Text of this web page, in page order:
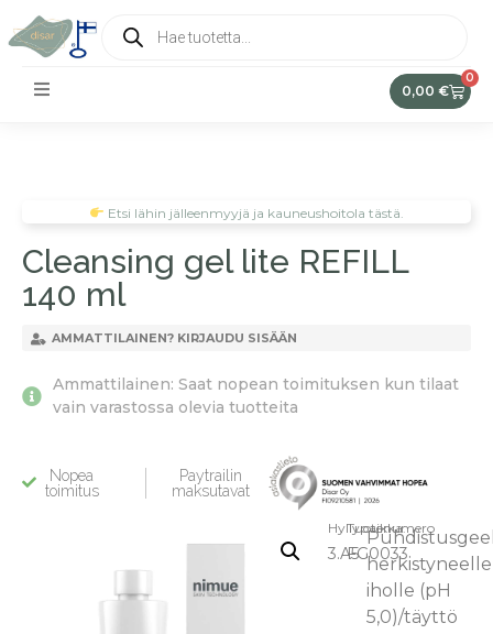
0,00 €
0
Hyllypaikka:
3.A5
Tuotenumero
FG0033
herkistyneelle
iholle (pH
5,0)/täyttö
Etsi lähin jälleenmyyjä ja kauneushoitola tästä.
Cleansing gel lite REFILL
140 ml
AMMATTILAINEN? KIRJAUDU SISÄÄN
Ammattilainen: Saat nopean toimituksen kun tilaat
vain varastossa olevia tuotteita
Nopea
toimitus
Paytrailin
maksutavat